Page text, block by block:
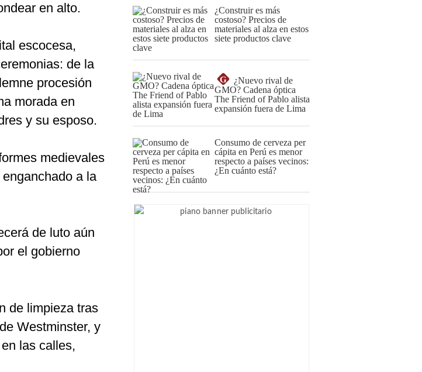
en alto.
escocesa,
de la
procesión
morada en
y su esposo.
medievales
a la
de luto aún
el gobierno
de limpieza tras
Westminster, y
las calles,
¿Construir es más
costoso? Precios de
materiales al alza en estos
siete productos clave
G
¿Nuevo rival de
GMO? Cadena óptica
The Friend of Pablo alista
expansión fuera de Lima
Consumo de cerveza per
cápita en Perú es menor
respecto a países vecinos:
¿En cuánto está?